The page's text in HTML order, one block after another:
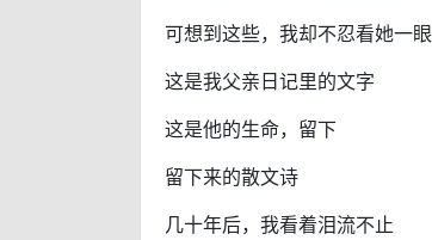
可想到这些，我却不忍看她一眼
这是我父亲日记里的文字
这是他的生命，留下
留下来的散文诗
几十年后，我看着泪流不止